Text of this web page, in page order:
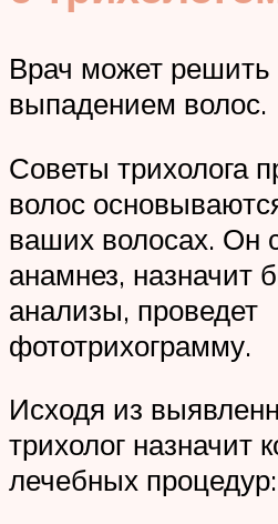
Врач может
выпадением волос.
Советы трихолога
волос
ваших волосах. Он
анамнез, назначит
анализы, проведет
фототрихограмму.
Исходя из
трихолог назначит
лечебных процедур: